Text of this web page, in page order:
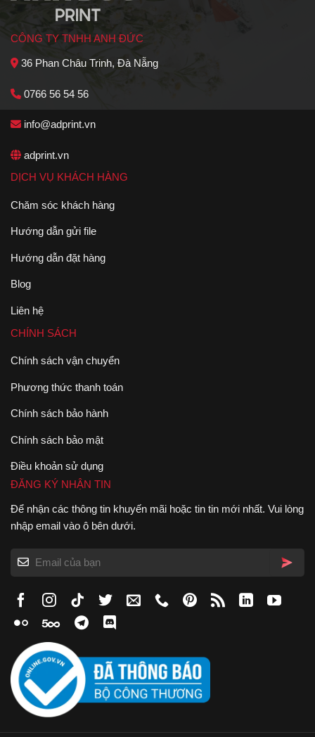
CÔNG TY TNHH ANH ĐỨC
36 Phan Châu Trinh, Đà Nẵng
0766 56 54 56
info@adprint.vn
adprint.vn
DỊCH VỤ KHÁCH HÀNG
Chăm sóc khách hàng
Hướng dẫn gửi file
Hướng dẫn đặt hàng
Blog
Liên hệ
CHÍNH SÁCH
Chính sách vận chuyển
Phương thức thanh toán
Chính sách bảo hành
Chính sách bảo mật
Điều khoản sử dụng
ĐĂNG KÝ NHẬN TIN
Để nhận các thông tin khuyến mãi hoặc tin tin mới nhất. Vui lòng
nhập email vào ô bên dưới.